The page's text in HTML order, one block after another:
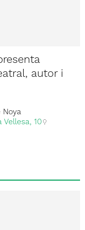
autor i
Noya
Vellesa, 10